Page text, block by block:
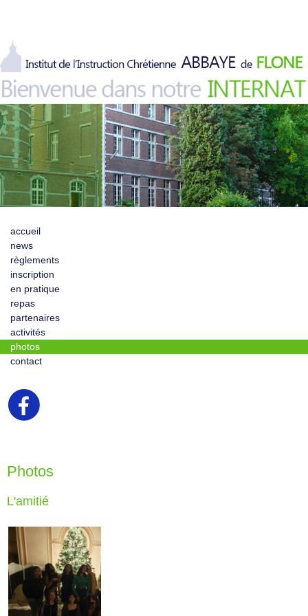
accueil
news
règlements
inscription
en pratique
repas
partenaires
activités
photos
contact
Photos
L'amitié